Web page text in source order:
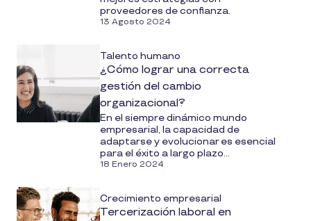
proveedores de confianza.
13 Agosto 2024
Talento humano
¿Cómo lograr una correcta
gestión del cambio
organizacional?
En el siempre dinámico mundo
empresarial, la capacidad de
adaptarse y evolucionar es esencial
para el éxito a largo plazo...
18 Enero 2024
Crecimiento empresarial
Tercerización laboral en